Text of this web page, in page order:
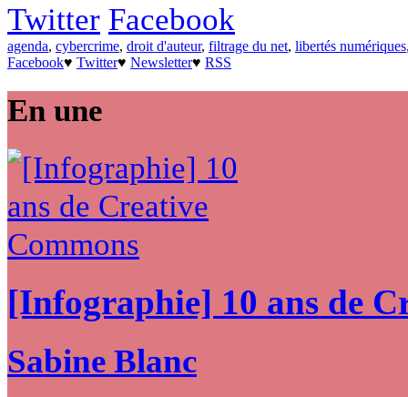
Twitter Facebook
agenda, cybercrime, droit d'auteur, filtrage du net, libertés numériques
Facebook♥ Twitter♥ Newsletter♥ RSS
En une
[Infographie] 10 ans de
Sabine Blanc